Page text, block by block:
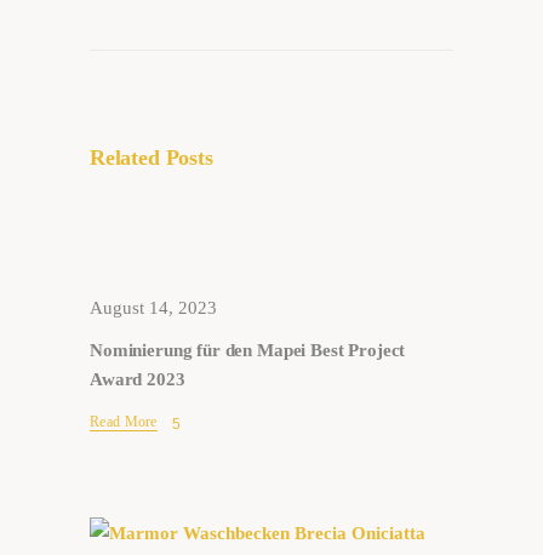
Related Posts
August 14, 2023
Nominierung für den Mapei Best Project
Award 2023
Read More